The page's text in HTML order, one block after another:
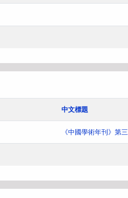
中文標題
《中國學術年刊》第